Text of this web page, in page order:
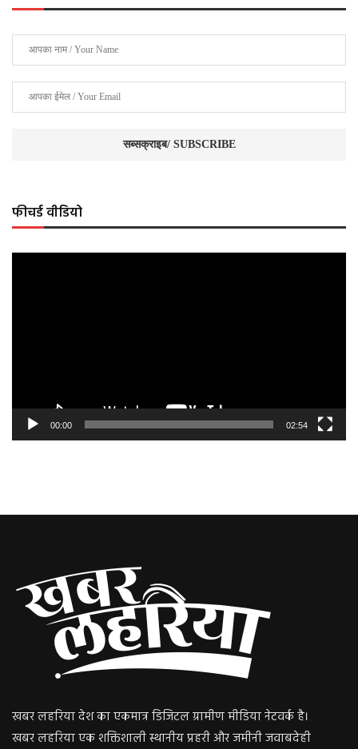
फीचर्ड वीडियो
00:00 02:54
खबर लहरिया देश का एकमात्र डिजिटल ग्रामीण मीडिया नेटवर्क है।
खबर लहरिया एक शक्तिशाली स्थानीय प्रहरी और जमीनी जवाबदेही